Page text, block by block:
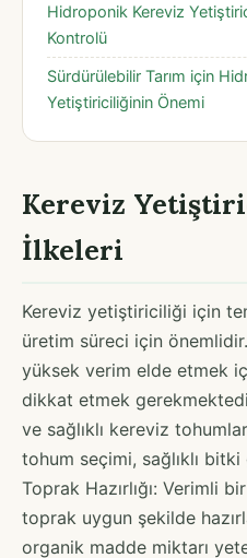
Hidroponik Kereviz
Kontrolü
Sürdürülebilir Tarım için
Yetiştiriciliğinin Önemi
Kereviz
İlkeleri
Kereviz yetiştiriciliği için
üretim süreci için
yüksek verim elde etmek
dikkat etmek
ve sağlıklı kereviz
tohum seçimi, sağlıklı
Toprak Hazırlığı: Verimli
toprak uygun şekilde
organik madde miktarı